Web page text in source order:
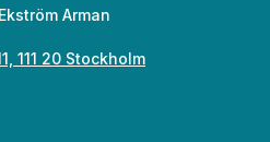
Arman
111 20 Stockholm